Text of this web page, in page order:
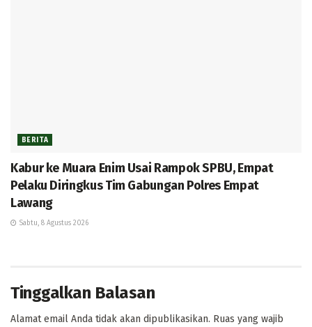
BERITA
Kabur ke Muara Enim Usai Rampok SPBU, Empat
Pelaku Diringkus Tim Gabungan Polres Empat
Lawang
Sabtu, 8 Agustus 2026
Tinggalkan Balasan
Alamat email Anda tidak akan dipublikasikan. Ruas yang wajib